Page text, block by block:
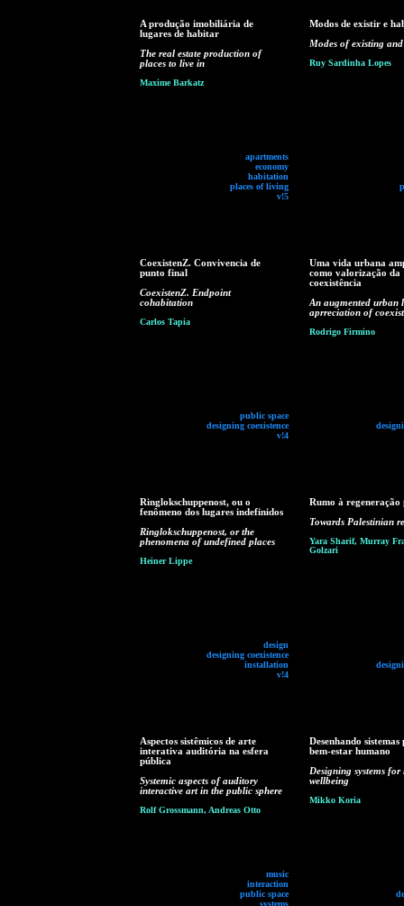
A produção imobiliária de
lugares de habitar
The real estate production of
places to live in
Maxime Barkatz
apartments
economy
habitation
places of living
v!5
Modos de existir e
Modes of existing
Ruy Sardinha Lopes
CoexistenZ. Convivencia de
punto final
CoexistenZ. Endpoint
cohabitation
Carlos Tapia
public space
designing coexistence
v!4
Uma vida urbana
como valorização da
coexistência
An augmented urban
aprreciation of
Rodrigo Firmino
Ringlokschuppenost, ou o
fenômeno dos lugares indefinidos
Ringlokschuppenost, or the
phenomena of undefined places
Heiner Lippe
design
designing coexistence
installation
v!4
Rumo à regeneração
Towards Palestinian
Yara Sharif, Murray
Golzari
Aspectos sistêmicos de arte
interativa auditória na esfera
pública
Systemic aspects of auditory
interactive art in the public sphere
Rolf Grossmann, Andreas Otto
music
interaction
public space
systems
Desenhando sistemas
bem-estar humano
Designing systems for
wellbeing
Mikko Koria